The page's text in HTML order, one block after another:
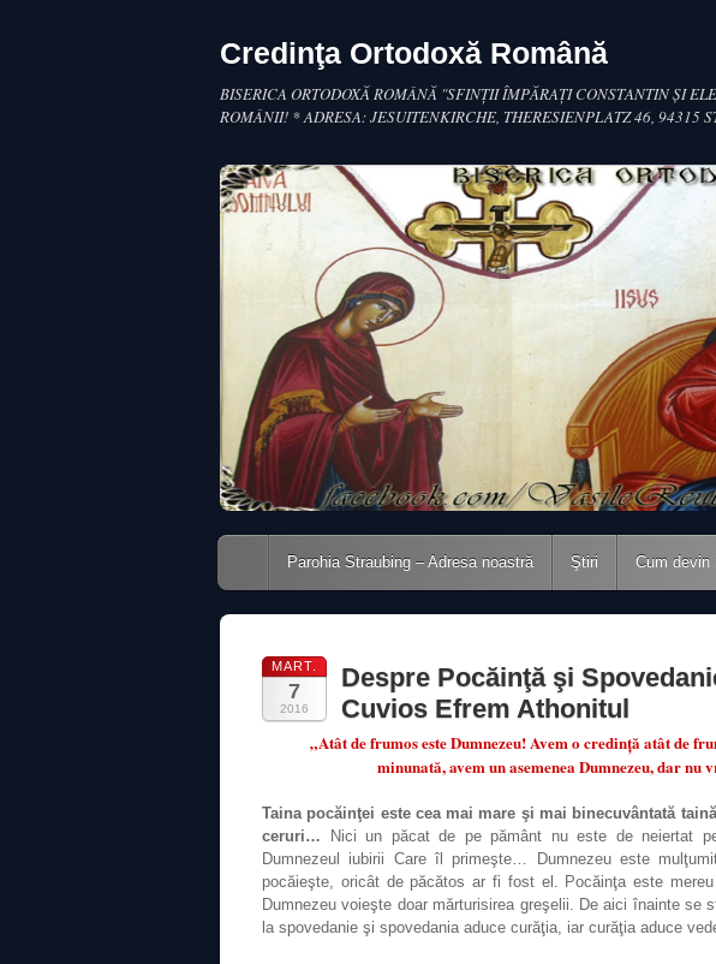
Credinţa Ortodoxă Română
BISERICA ORTODOXĂ ROMÂNĂ "SFINŢII ÎMPĂRAŢI CONSTANTIN ŞI
ROMÂNII! * ADRESA: JESUITENKIRCHE, THERESIENPLATZ 46, 94315
Main menu
Skip to content
Parohia Straubing – Adresa noastră Ştiri Cum devin
MART.
7
2016
Despre Pocăinţă şi
Cuvios Efrem Athonitul
„Atât de frumos este Dumnezeu! Avem o credinţă atât de
minunată, avem un asemenea Dumnezeu, dar
Taina pocăinţei este cea mai mare şi mai binecuvântată
ceruri… Nici un păcat de pe pământ nu este de neiertat
Dumnezeul iubirii Care îl primeşte… Dumnezeu este
pocăieşte, oricât de păcătos ar fi fost el. Pocăinţa este
Dumnezeu voieşte doar mărturisirea greşelii. De aici înainte se
la spovedanie şi spovedania aduce curăţia, iar curăţia aduce